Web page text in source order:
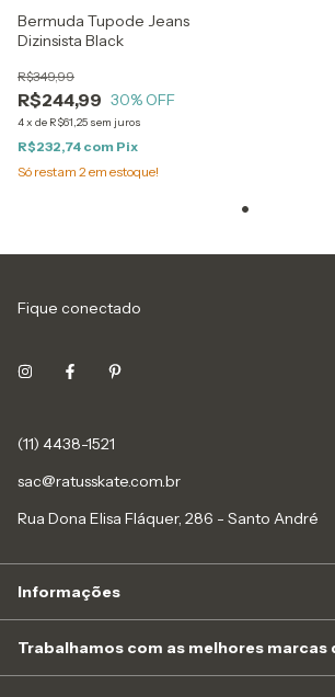
Bermuda Tupode Jeans
Dizinsista Black
R$244,99
R$349,99
30% OFF
4x de R$61,25 sem juros
R$232,74 com Pix
Só restam 2 em estoque!
Fique conectado
(11) 4438-1521
sac@ratusskate.com.br
Rua Dona Elisa Fláquer, 286 - Santo André
Informações
Trabalhamos com as melhores marcas